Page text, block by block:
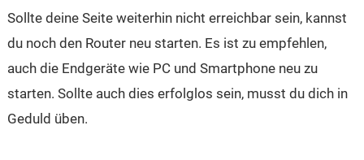
Sollte deine Seite weiterhin nicht erreichbar sein, kannst
du noch den Router neu starten. Es ist zu empfehlen,
auch die Endgeräte wie PC und Smartphone neu zu
starten. Sollte auch dies erfolglos sein, musst du dich in
Geduld üben.